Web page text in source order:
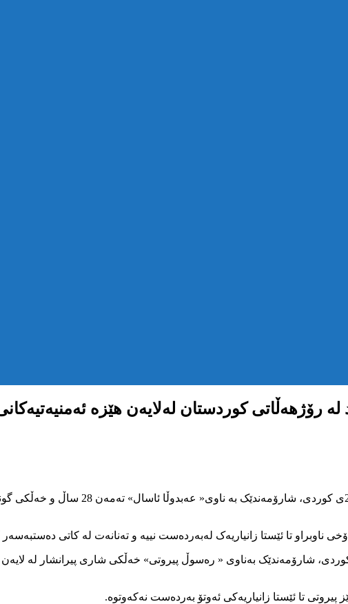
کوردستان لەلایەن هێزە
یەک شەممەی حەوتووی رابردوو 14ی
تا ئێستا زانیاریەک لەبەردەست نییە و تەنانەت لە کاتی دەستبەسەر
لە رۆژی چوار شەممە 1ی رێبەندانی 2720ی کوردی، شارۆمەندێک بەناوی « رەسوڵ پیروتی» خەڵکی
تا ئێستا زانیاریەکی ئەوتۆ بەردەست نەکەوتوە.